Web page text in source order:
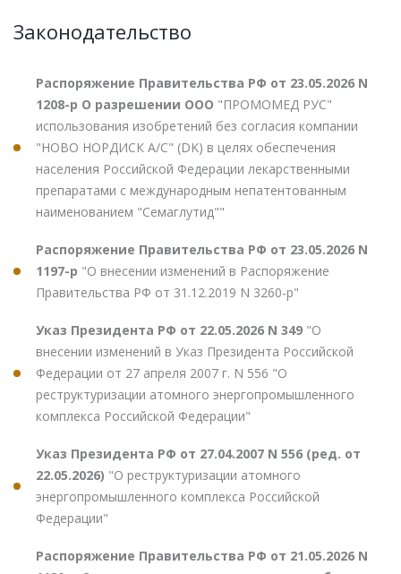
Законодательство
Распоряжение Правительства РФ от 23.05.2026 N
1208-р О разрешении ООО "ПРОМОМЕД РУС"
использования изобретений без согласия компании
"НОВО НОРДИСК А/С" (DK) в целях обеспечения
населения Российской Федерации лекарственными
препаратами с международным непатентованным
наименованием "Семаглутид""
Распоряжение Правительства РФ от 23.05.2026 N
1197-р "О внесении изменений в Распоряжение
Правительства РФ от 31.12.2019 N 3260-р"
Указ Президента РФ от 22.05.2026 N 349 "О
внесении изменений в Указ Президента Российской
Федерации от 27 апреля 2007 г. N 556 "О
реструктуризации атомного энергопромышленного
комплекса Российской Федерации"
Указ Президента РФ от 27.04.2007 N 556 (ред. от
22.05.2026) "О реструктуризации атомного
энергопромышленного комплекса Российской
Федерации"
Распоряжение Правительства РФ от 21.05.2026 N